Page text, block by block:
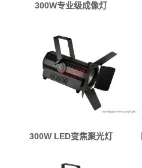
300W专业级成像灯
300W LED变焦聚光灯